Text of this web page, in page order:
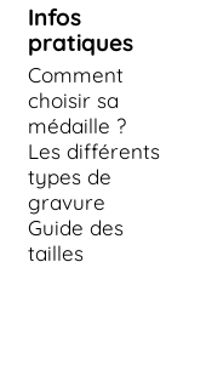
Infos
pratiques
Comment
choisir sa
médaille ?
Les différents
types de
gravure
Guide des
tailles